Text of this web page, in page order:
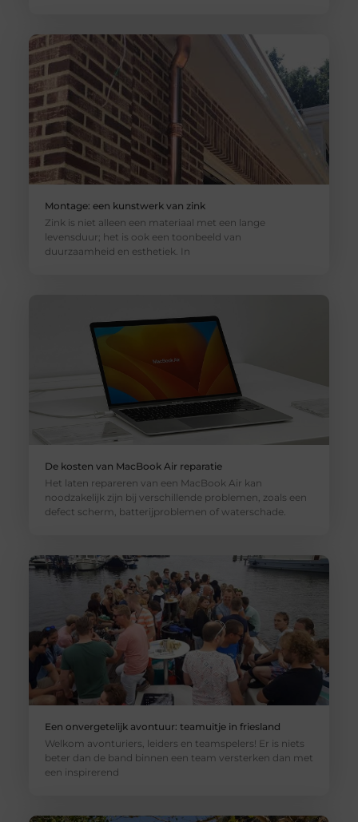
Montage: een kunstwerk van zink
Zink is niet alleen een materiaal met een lange
levensduur; het is ook een toonbeeld van
duurzaamheid en esthetiek. In
De kosten van MacBook Air reparatie
Het laten repareren van een MacBook Air kan
noodzakelijk zijn bij verschillende problemen, zoals een
defect scherm, batterijproblemen of waterschade.
Een onvergetelijk avontuur: teamuitje in friesland
Welkom avonturiers, leiders en teamspelers! Er is niets
beter dan de band binnen een team versterken dan met
een inspirerend